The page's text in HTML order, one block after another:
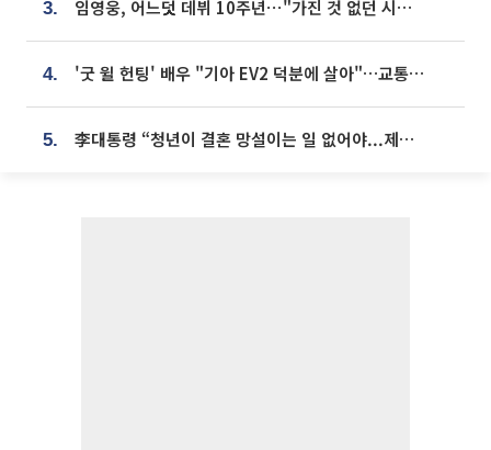
3. 임영웅, 어느덧 데뷔 10주년⋯"가진 것 없던 시절, 내 앞엔 20명의 팬뿐"
4. '굿 윌 헌팅' 배우 "기아 EV2 덕분에 살아"…교통사고 후 안전성 극찬
5. 李대통령 “청년이 결혼 망설이는 일 없어야...제도상 불이익 조사”